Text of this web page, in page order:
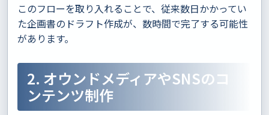
このフローを取り入れることで、従来数日かかってい
た企画書のドラフト作成が、数時間で完了する可能性
があります。
2. オウンドメディアやSNSのコ
ンテンツ制作